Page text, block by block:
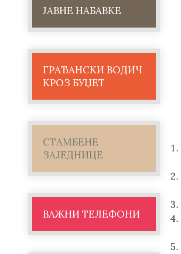
ЈАВНЕ НАБАВКЕ
ГРАЂАНСКИ ВОДИЧ
КРОЗ БУЏЕТ
СТАМБЕНЕ
ЗАЈЕДНИЦЕ
ВАЖНИ ТЕЛЕФОНИ